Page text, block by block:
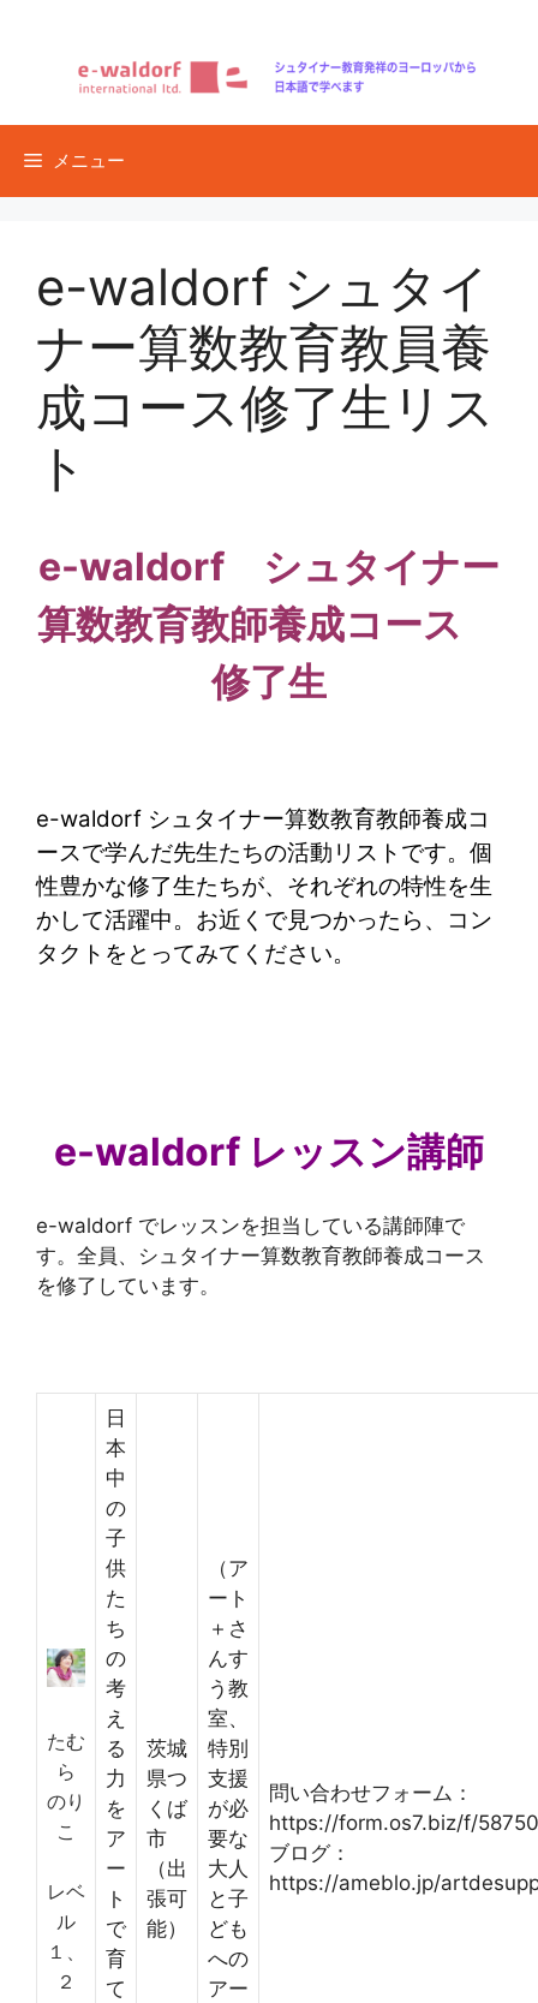
ス
メニュー
e-waldorf シュタイ
ナー算数教育教員養
成コース修了生リス
ト
e-waldorf シュタイナー
算数教育教師養成コース
修了生
e-waldorf シュタイナー算数教育教師養成コ
ースで学んだ先生たちの活動リストです。個
性豊かな修了生たちが、それぞれの特性を生
かして活躍中。お近くで見つかったら、コン
タクトをとってみてください。
e-waldorf レッスン講師
e-waldorf でレッスンを担当している講師陣で
す。全員、シュタイナー算数教育教師養成コース
を修了しています。
たむ
ら
のり
こ
レベ
ル
１、
２
日
本
中
の
子
供
た
ち
の
考
え
る
力
を
ア
ー
ト
で
育
て
茨城
県つ
くば
市
（出
張可
能）
（ア
ート
＋さ
んす
う教
室、
特別
支援
が必
要な
大人
と子
ども
への
アー
問い合わせフォーム：
https://form.os7.biz/f/
ブログ：
https://ameblo.jp/